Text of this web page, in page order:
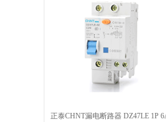
正泰CHNT漏电断路器 DZ47LE 1P